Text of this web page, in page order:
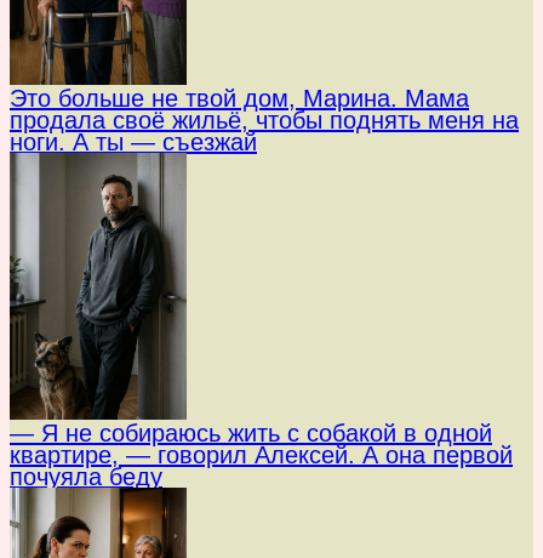
Это больше не твой дом, Марина. Мама
продала своё жильё, чтобы поднять меня на
ноги. А ты — съезжай
— Я не собираюсь жить с собакой в одной
квартире, — говорил Алексей. А она первой
почуяла беду